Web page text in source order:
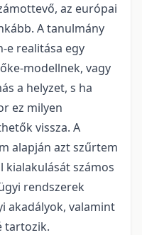
az európai
A tanulmány
e realitása egy
modellnek, vagy
a helyzet, s ha
ez milyen
vissza. A
alapján azt szűrtem
kialakulását számos
rendszerek
akadályok, valamint
tartozik.